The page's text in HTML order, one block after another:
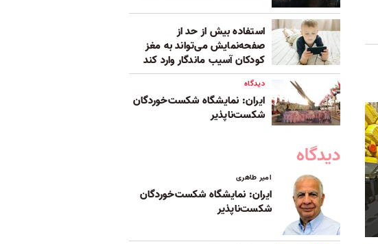
استفاده بیش از حد از
صفحه‌نمایش می‌تواند به مغز
کودکان آسیب ماندگار وارد کند
دیدگاه
ایران: نمایشگاه شکست‌خوردگان
شکست‌ناپذیر
دیدگاه
امیر طاهری
ایران: نمایشگاه شکست‌خوردگان
شکست‌ناپذیر